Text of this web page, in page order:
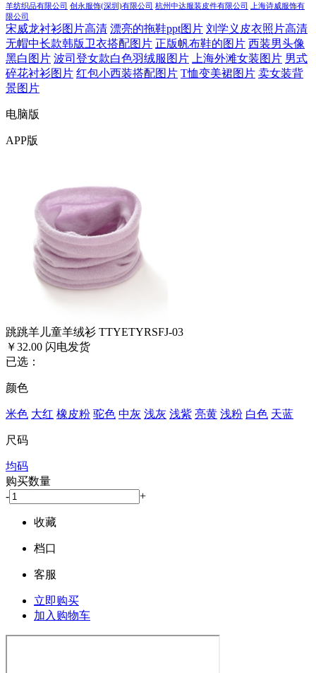
羊纺织品有限公司 创永服饰(深圳)有限公司 杭州中达服装皮件有限公司
上海诗威服饰有
限公司
宋威龙衬衫图片高清 漂亮的拖鞋ppt图片 刘学义皮衣照片高清
无帽中长款韩版卫衣搭配图片 正版帆布鞋的图片 西装男头像
黑白图片 波司登女款白色羽绒服图片 上海外滩女装图片 男式
碎花衬衫图片 红包小西装搭配图片 T恤变美裙图片 卖女装背
景图片
电脑版
APP版
跳跳羊儿童羊绒衫 TTYETYRSFJ-03
￥32.00 闪电发货
已选：
颜色
米色 大红 橡皮粉 驼色 中灰 浅灰 浅紫 亮黄 浅粉 白色 天蓝
尺码
均码
购买数量
-
+
收藏
档口
客服
立即购买
加入购物车